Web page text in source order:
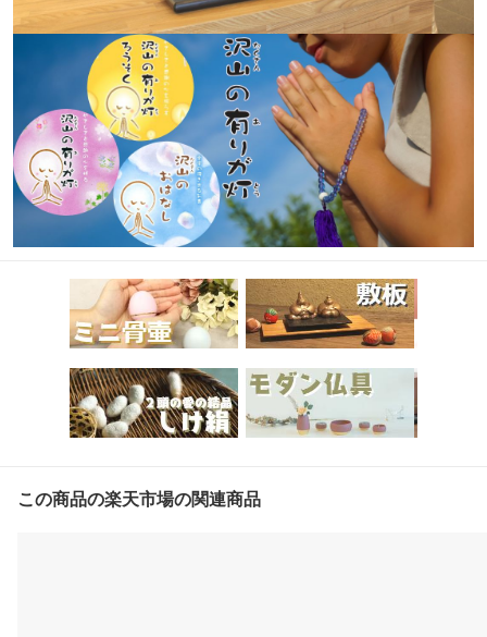
この商品の楽天市場の関連商品